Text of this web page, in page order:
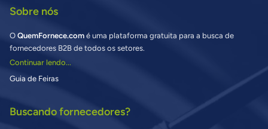
Sobre nós
O QuemFornece.com é uma plataforma gratuita para a busca de
fornecedores B2B de todos os setores.
Continuar lendo...
Guia de Feiras
Buscando fornecedores?